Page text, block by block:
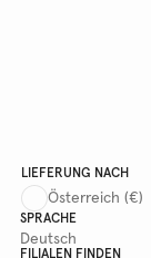
LIEFERUNG NACH
Österreich (€)
SPRACHE
Deutsch
FILIALEN FINDEN